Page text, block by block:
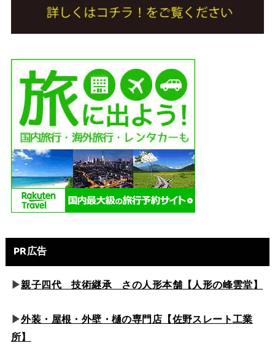
PR広告
▶親子四代 技術継承 さの人形本舗【人形の峰雲堂】
▶外装・屋根・外壁・樋の専門店【佐野スレート工業
所】